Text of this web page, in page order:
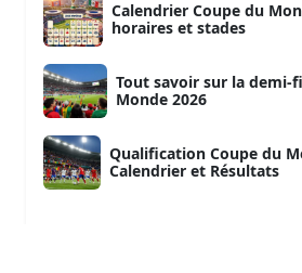
Calendrier Coupe du
horaires et stades
Tout savoir sur la demi-
Monde 2026
Qualification Coupe du
Calendrier et Résultats